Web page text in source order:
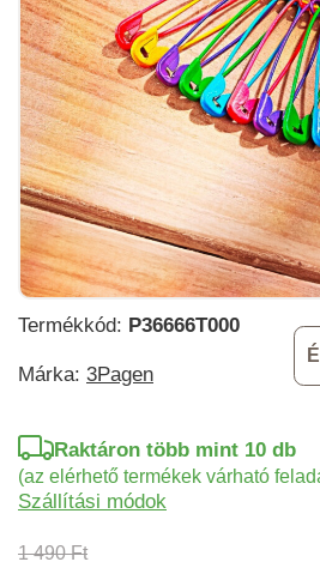
Termékkód: P36666T000
Márka: 3Pagen
1 490 Ft
Raktáron több mint 10 db
(az elérhető termékek várható
Szállítási módok